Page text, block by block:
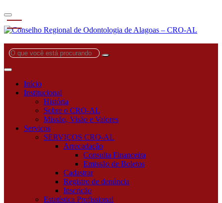
O
você
procurando?
Início
Institucional
História
Sobre o CRO-AL
Missão, Visão e Valores
Serviços
SERVIÇOS CRO-AL
Arrecadação
Consulta Financeira
Emissão de Boletos
Cadastrar
Registro de denúncia
Inscrição
Estatística Profissional